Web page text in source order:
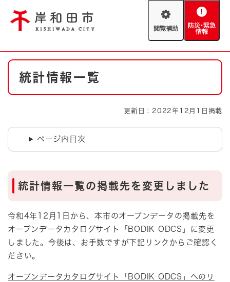
閲
助
防
緊
やさしい日本語
背景色変更 白 黒 青
とじる
防災・緊急情報
ハザードマップ AED設置箇所
本
統計情報一覧
更新日：2022年12月1日掲載
ページ内目次
統計情報一覧 の掲載先を変更しました​
令和4年12月1日から、本市のオープンデータの掲載先を
オープンデータカタログサイト「BODIK ODCS」に変更
しました。今後は、お手数ですが下記リンクからご確認く
ださい。
オープンデータカタログサイト「BODIK ODCS」へのリ